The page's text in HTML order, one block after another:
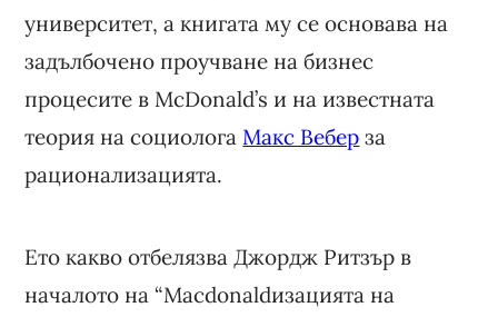
университет, а книгата му се основава на
задълбочено проучване на бизнес
процесите в McDonald’s и на известната
теория на социологаМакс Вебер за
рационализацията.
Ето какво отбелязва Джордж Ритзър в
началото на “Macdonaldизацията на